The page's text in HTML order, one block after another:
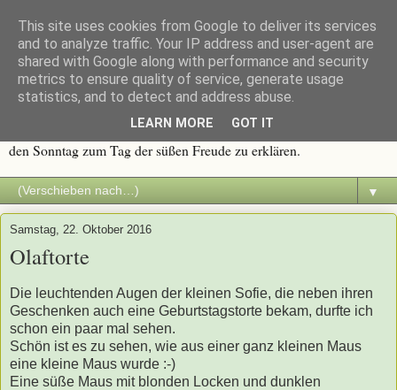
Immer wieder Sonntags
Traditionen werden groß geschrieben, und eine davon ist die
was süß ist, macht Spaß. Deshalb dachte ich mir, es wäre an der Zeit
den Sonntag zum Tag der süßen Freude zu erklären.
▼
Samstag, 22. Oktober 2016
Olaftorte
Die leuchtenden Augen der kleinen Sofie, die neben ihren
Geschenken auch eine Geburtstagstorte bekam, durfte ich
schon ein paar mal sehen.
Schön ist es zu sehen, wie aus einer ganz kleinen Maus
eine kleine Maus wurde :-)
Eine süße Maus mit blonden Locken und dunklen
This site uses cookies from Google to deliver its services
and to analyze traffic. Your IP address and user-agent are
shared with Google along with performance and security
metrics to ensure quality of service, generate usage
statistics, and to detect and address abuse.
LEARN MORE GOT IT